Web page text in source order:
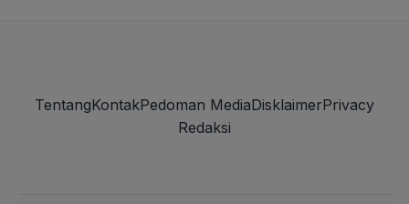
TentangKontakPedoman MediaDisklaimerPrivacy
Redaksi